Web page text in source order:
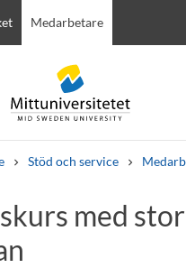
Medarbetare
Stöd och service
Kursplaner
med stor